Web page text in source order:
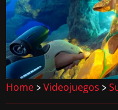
Home > Videojuegos >